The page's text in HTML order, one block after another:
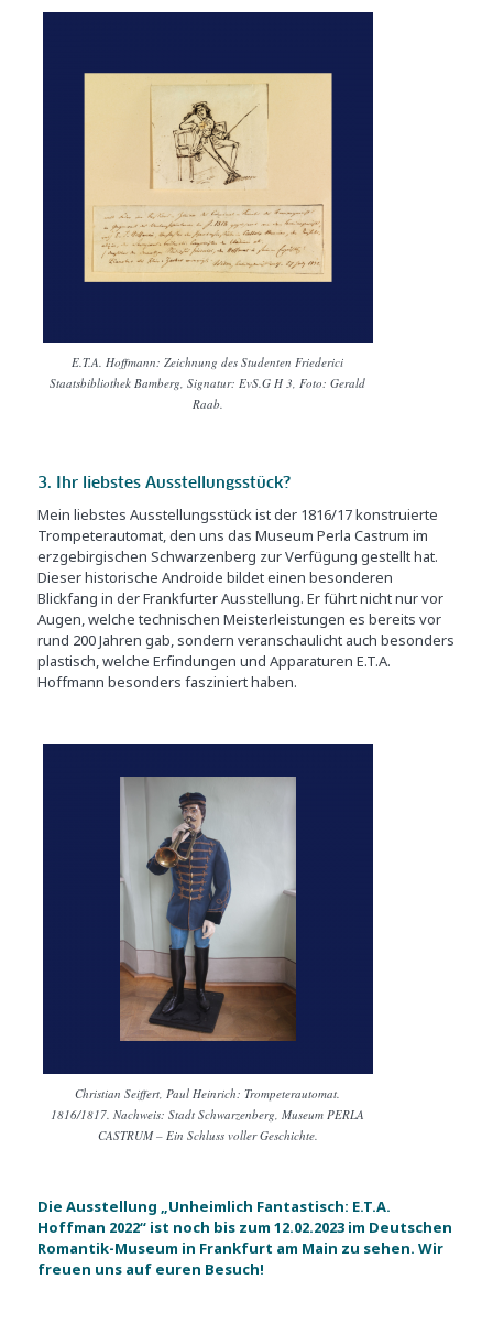
E.T.A. Hoffmann: Zeichnung des Studenten Friederici
Staatsbibliothek Bamberg, Signatur: EvS.G H 3, Foto: Gerald
Raab.
3. Ihr liebstes Ausstellungsstück?
Mein liebstes Ausstellungsstück ist der 1816/17 konstruierte
Trompeterautomat, den uns das Museum Perla Castrum im
erzgebirgischen Schwarzenberg zur Verfügung gestellt hat.
Dieser historische Androide bildet einen besonderen
Blickfang in der Frankfurter Ausstellung. Er führt nicht nur vor
Augen, welche technischen Meisterleistungen es bereits vor
rund 200 Jahren gab, sondern veranschaulicht auch besonders
plastisch, welche Erfindungen und Apparaturen E.T.A.
Hoffmann besonders fasziniert haben.
Christian Seiffert, Paul Heinrich: Trompeterautomat.
1816/1817. Nachweis: Stadt Schwarzenberg, Museum PERLA
CASTRUM – Ein Schluss voller Geschichte.
Die Ausstellung „Unheimlich Fantastisch: E.T.A.
Hoffman 2022“ ist noch bis zum 12.02.2023 im Deutschen
Romantik-Museum in Frankfurt am Main zu sehen. Wir
freuen uns auf euren Besuch!